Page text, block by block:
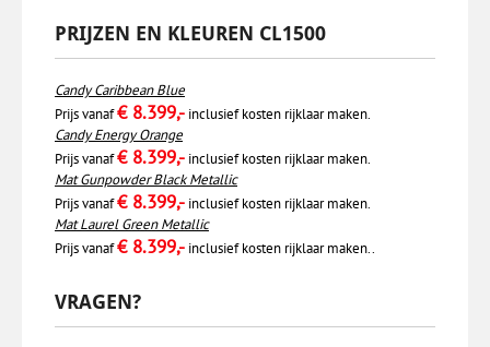
PRIJZEN EN KLEUREN CL1500
Candy Caribbean Blue
Prijs vanaf€ 8.399,- inclusief kosten rijklaar maken.
Candy Energy Orange
Prijs vanaf€ 8.399,- inclusief kosten rijklaar maken.
Mat Gunpowder Black Metallic
Prijs vanaf€ 8.399,- inclusief kosten rijklaar maken.
Mat Laurel Green Metallic
Prijs vanaf€ 8.399,- inclusief kosten rijklaar maken..
VRAGEN?